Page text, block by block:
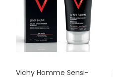
Vichy Homme Sensi-